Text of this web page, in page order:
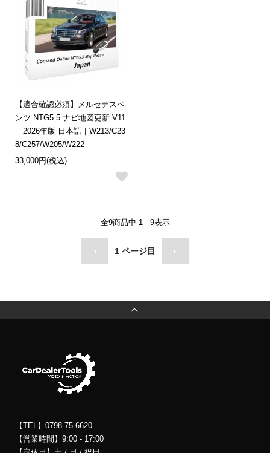
【適合確認必須】メルセデスベ
ンツ NTG5.5 ナビ地図更新 V11
｜2026年版 日本語｜W213/C23
8/C257/W205/W222
33,000円(税込)
全9商品中 1 - 9表示
1 ページ目
【TEL】0798-75-6620
【営業時間】9:00 - 17:00